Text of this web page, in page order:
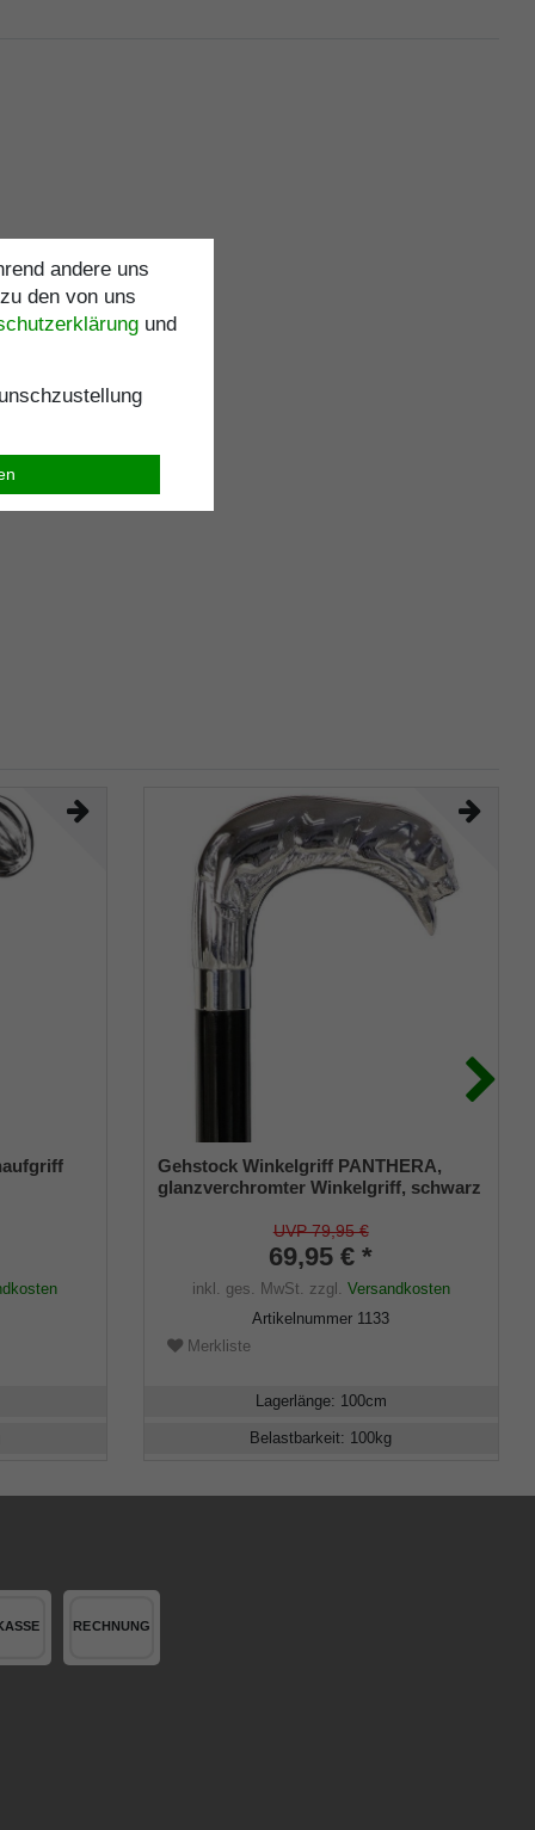
Gehstock Winkelgriff PANTHERA,
glanzverchromter Winkelgriff, schwarz
Gummipuffer, Länge 100 cm
UVP 79,95 €
69,95 € *
inkl. ges. MwSt. zzgl. Versandkosten
Artikelnummer 1133
Merkliste
Lagerlänge: 100cm
Belastbarkeit: 100kg
andere uns
den von uns
und